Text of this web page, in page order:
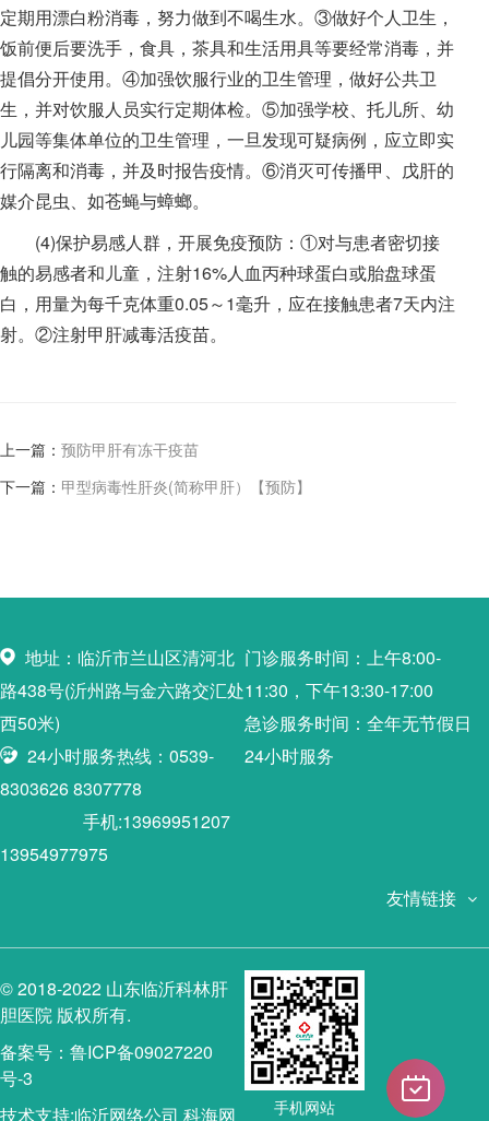
定期用漂白粉消毒，努力做到不喝生水。③做好个人卫生，
饭前便后要洗手，食具，茶具和生活用具等要经常消毒，并
提倡分开使用。④加强饮服行业的卫生管理，做好公共卫
生，并对饮服人员实行定期体检。⑤加强学校、托儿所、幼
儿园等集体单位的卫生管理，一旦发现可疑病例，应立即实
行隔离和消毒，并及时报告疫情。⑥消灭可传播甲、戊肝的
媒介昆虫、如苍蝇与蟑螂。
(4)保护易感人群，开展免疫预防：①对与患者密切接
触的易感者和儿童，注射16%人血丙种球蛋白或胎盘球蛋
白，用量为每千克体重0.05～1毫升，应在接触患者7天内注
射。②注射甲肝减毒活疫苗。
上一篇： 预防甲肝有冻干疫苗
下一篇： 甲型病毒性肝炎(简称甲肝）【预防】
地址：临沂市兰山区清河北
路438号(沂州路与金六路交汇处
西50米)
24小时服务热线：0539-
8303626 8307778
手机:13969951207
13954977975
门诊服务时间：上午8:00-
11:30，下午13:30-17:00
急诊服务时间：全年无节假日
24小时服务
友情链接
© 2018-2022 山东临沂科林肝
胆医院 版权所有.
备案号：鲁ICP备09027220
号-3
技术支持:临沂网络公司 科海网 手机网站